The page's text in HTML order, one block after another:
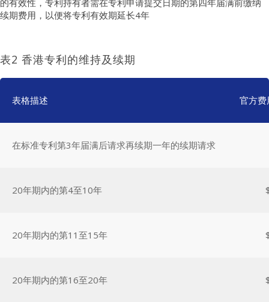
的有效性，专利持有者需在专利申请提交日期的第四年届满前缴纳
续期费用，以便将专利有效期延长4年
表2 香港专利的维持及续期
表格描述 官方
在标准专利第3年届满后请求再续期一年的续期请求
20年期内的第4至10年
20年期内的第11至15年
20年期内的第16至20年